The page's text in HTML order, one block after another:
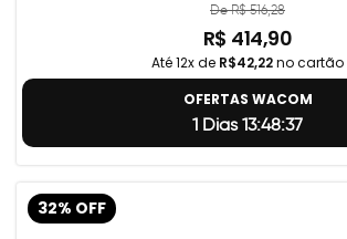
De R$ 516,28
R$ 414,90
Até 12x de R$42,22no cartão
OFERTAS WACOM
1 Dias 13:48:37
32% OFF